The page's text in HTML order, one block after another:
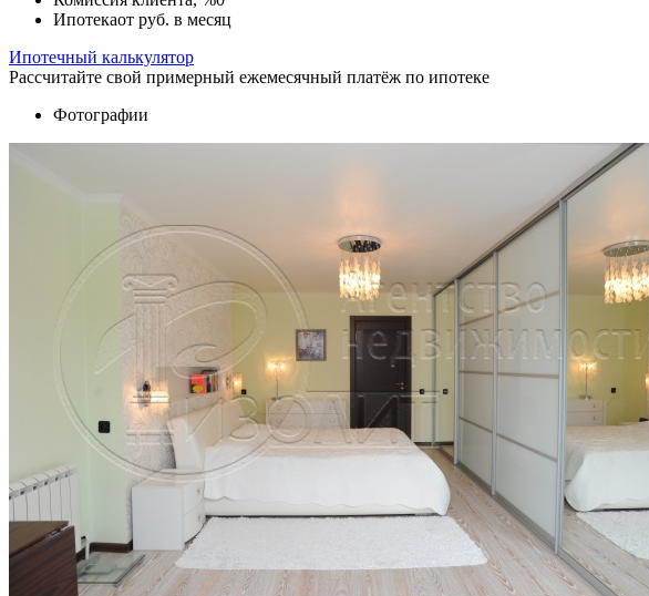
Ипотекаот руб. в месяц
Ипотечный калькулятор
Рассчитайте свой примерный ежемесячный платёж по ипотеке
Фотографии